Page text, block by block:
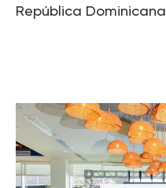
República Dominicana